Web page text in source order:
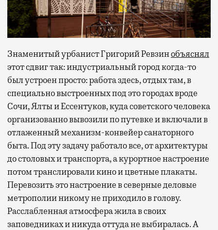
Знаменитый урбанист Григорий Ревзинобъяснял
этот сдвиг так: индустриальный город когда-то
был устроен просто: работа здесь, отдых там, в
специально выстроенных под это городах вроде
Сочи, Ялты и Ессентуков, куда советского человека
организованно вывозили по путевке и включали в
отлаженный механизм-конвейер санаторного
быта. Под эту задачу работало все, от архитектуры
до столовых и транспорта, а курортное настроение
потом транслировали кино и цветные плакаты.
Перевозить это настроение в северные деловые
метрополии никому не приходило в голову.
Расслабленная атмосфера жила в своих
заповедниках и никуда оттуда не выбиралась. А